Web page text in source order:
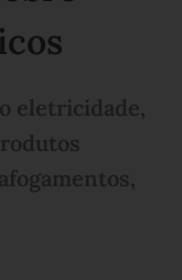
eletricidade,